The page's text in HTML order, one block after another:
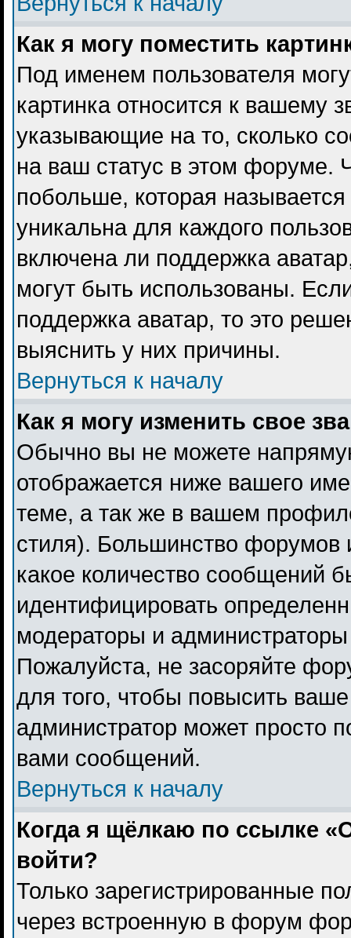
Как я могу поместить
Под именем пользователя
картинка относится к вашему
указывающие на то, сколько
на ваш статус в этом форуме.
побольше, которая
уникальна для каждого
включена ли поддержка
могут быть использованы.
поддержка аватар, то это
выяснить у них причины.
Вернуться к началу
Как я могу изменить свое
Обычно вы не можете
отображается ниже вашего
теме, а так же в вашем
стиля). Большинство форумов
какое количество сообщений
идентифицировать
модераторы и
Пожалуйста, не засоряйте
для того, чтобы повысить
администратор может просто
вами сообщений.
Вернуться к началу
Когда я щёлкаю по ссылке
войти?
Только зарегистрированные
через встроенную в форум